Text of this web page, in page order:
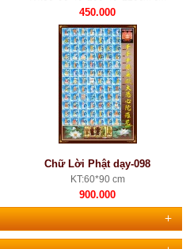
450.000
Chữ Lời Phật dạy-098
KT:60*90 cm
900.000